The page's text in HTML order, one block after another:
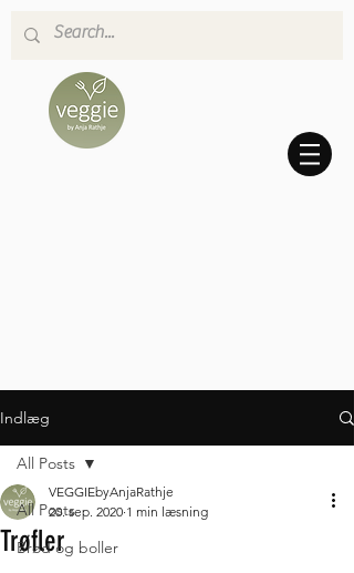
Indlæg
All Posts
Brød og boller
All Posts
Trøfler
VEGGIEbyAnjaRathje
20. sep. 2020 1 min læsning